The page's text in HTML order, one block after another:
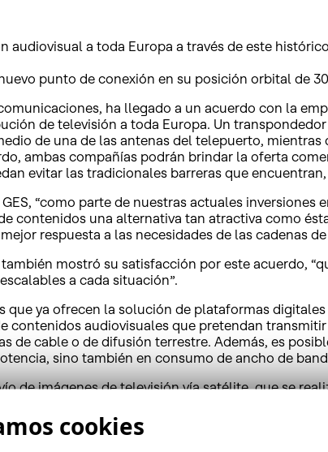
audiovisual a toda Europa a través de este
punto de conexión en su posición orbital de
ha llegado a un acuerdo con la
de televisión a toda Europa. Un
de una de las antenas del telepuerto,
ambas compañías podrán brindar la oferta
evitar las tradicionales barreras que
“como parte de nuestras actuales
contenidos una alternativa tan atractiva como
respuesta a las necesidades de las cadenas de
mostró su satisfacción por este acuerdo,
a cada situación”.
ya ofrecen la solución de plataformas
audiovisuales que pretendan
de cable o de difusión terrestre. Además, es
sino también en consumo de ancho de
de imágenes de televisión vía satélite, que se
a servicios comerciales y es plenamente
cookies